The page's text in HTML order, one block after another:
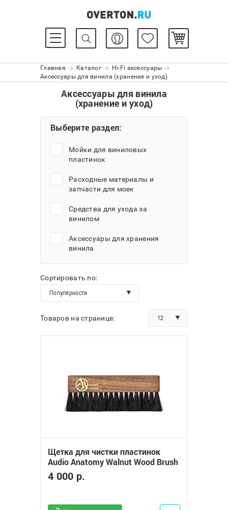
Главная Каталог
Hi-Fi аксессуары
Аксессуары для винила (хранение и уход)
Аксессуары для винила
(хранение и уход)
Выберите раздел:
Мойки для виниловых
пластинок
Расходные материалы и
запчасти для моек
Средства для ухода за
винилом
Аксессуары для хранения
винила
Сортировать по:
Популярности
Товаров на странице: 12
Щетка для чистки пластинок
Audio Anatomy Walnut Wood Brush
Natural — Deluxe
4 000 р.